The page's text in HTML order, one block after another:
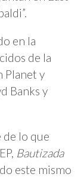
en la
de la
Planet y
Banks y
de lo que
Bautizada
este mismo